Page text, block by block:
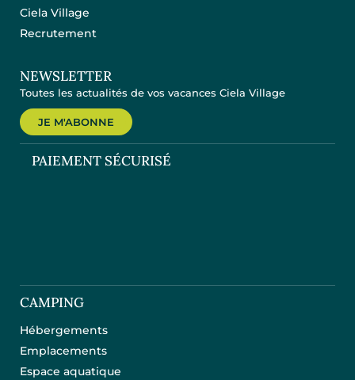
Ciela Village
Recrutement
NEWSLETTER
Toutes les actualités de vos vacances Ciela Village
JE M'ABONNE
PAIEMENT SÉCURISÉ
CAMPING
Hébergements
Emplacements
Espace aquatique